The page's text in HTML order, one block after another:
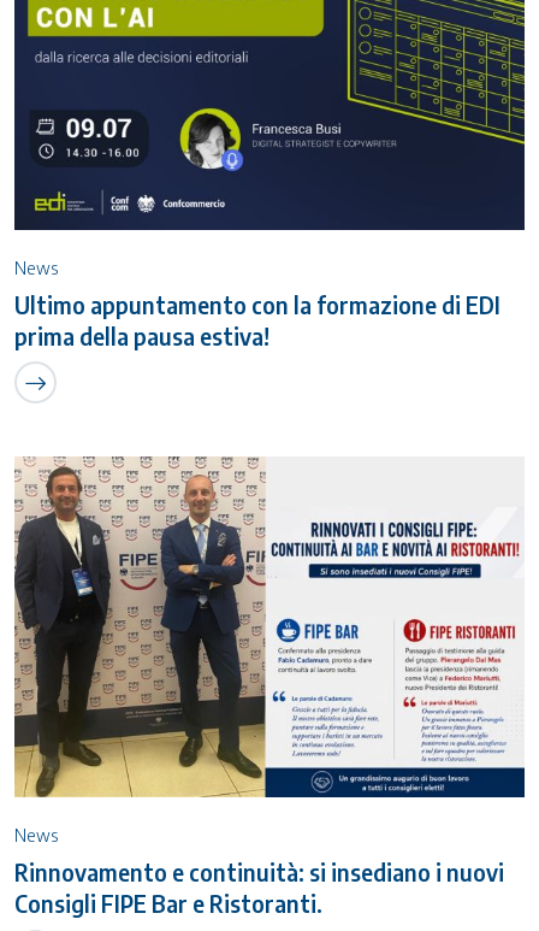
News
Ultimo appuntamento con la formazione di EDI
prima della pausa estiva!
News
Rinnovamento e continuità: si insediano i nuovi
Consigli FIPE Bar e Ristoranti.